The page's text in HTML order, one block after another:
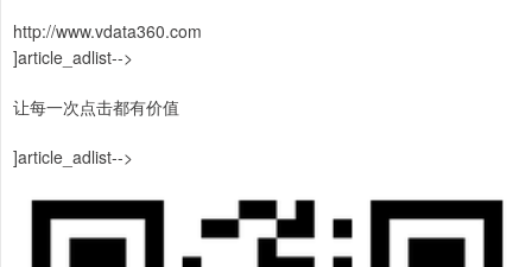
http://www.vdata360.com
]article_adlist-->
让每一次点击都有价值
]article_adlist-->